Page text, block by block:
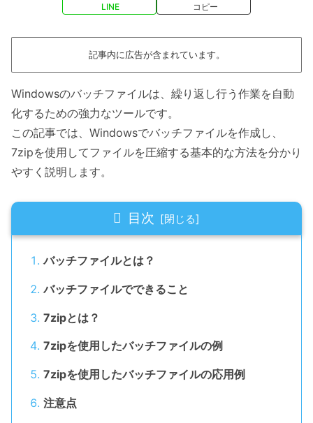
LINE コピー
記事内に広告が含まれています。
Windowsのバッチファイルは、繰り返し行う作業を自動
化するための強力なツールです。
この記事では、Windowsでバッチファイルを作成し、
7zipを使用してファイルを圧縮する基本的な方法を分かり
やすく説明します。
目次
バッチファイルとは？
バッチファイルでできること
7zipとは？
7zipを使用したバッチファイルの例
7zipを使用したバッチファイルの応用例
注意点